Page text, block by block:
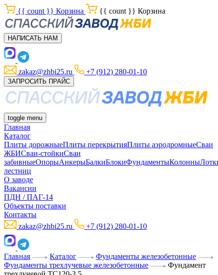
{{ count }} Корзина {{ count }} Корзина
НАПИСАТЬ НАМ
zakaz@zhbi25.ru +7 (912) 280-01-10
ЗАПРОСИТЬ ПРАЙС
toggle menu
Главная
Каталог
Плиты дорожныеПлиты перекрытияПлиты аэродромныеСваи
ЖБИСваи-стойкиСваи
забивныеОпорыАнкерыБалкиБлокиФундаментыКолонны
лестниц
О заводе
Вакансии
ПДН / ПАГ-14
Объекты поставки
Контакты
zakaz@zhbi25.ru
+7 (912) 280-01-10
Главная Каталог
Фундаменты железобетонные
Фундаменты трехлучевые железобетонные
Фундамент